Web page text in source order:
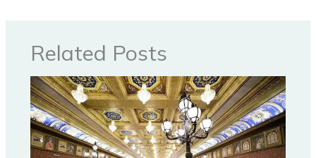
Related Posts